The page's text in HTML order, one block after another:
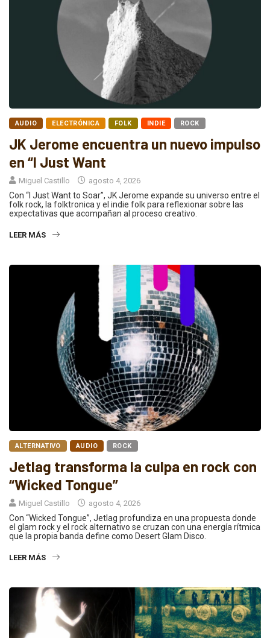
AUDIO ELECTRÓNICA FOLK INDIE ROCK
JK Jerome encuentra un nuevo impulso
en “I Just Want
Miguel Castillo agosto 4, 2026
Con “I Just Want to Soar”, JK Jerome expande su universo entre el
folk rock, la folktronica y el indie folk para reflexionar sobre las
expectativas que acompañan al proceso creativo.
LEER MÁS
ALTERNATIVO AUDIO ROCK
Jetlag transforma la culpa en rock con
“Wicked Tongue”
Miguel Castillo agosto 4, 2026
Con “Wicked Tongue”, Jetlag profundiza en una propuesta donde
el glam rock y el rock alternativo se cruzan con una energía rítmica
que la propia banda define como Desert Glam Disco.
LEER MÁS